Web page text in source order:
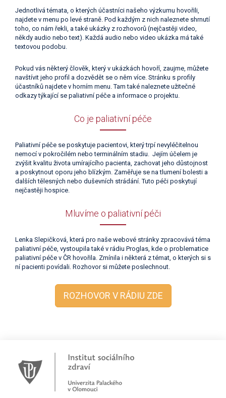
Jednotlivá témata, o kterých účastníci našeho výzkumu hovořili,
najdete v menu po levé straně. Pod každým z nich naleznete shrnutí
toho, co nám řekli, a také ukázky z rozhovorů (nejčastěji video,
někdy audio nebo text). Každá audio nebo video ukázka má také
textovou podobu.
Pokud vás některý člověk, který v ukázkách hovoří, zaujme, můžete
navštívit jeho profil a dozvědět se o něm více. Stránku s profily
účastníků najdete v horním menu. Tam také naleznete užitečné
odkazy týkající se paliativní péče a informace o projektu.
Co je paliativní péče
Paliativní péče se poskytuje pacientovi, který trpí nevyléčitelnou
nemocí v pokročilém nebo terminálním stadiu. Jejím účelem je
zvýšit kvalitu života umírajícího pacienta, zachovat jeho důstojnost
a poskytnout oporu jeho blízkým. Zaměřuje se na tlumení bolesti a
dalších tělesných nebo duševních strádání. Tuto péči poskytují
nejčastěji hospice.
Mluvíme o paliativní péči
Lenka Slepičková, která pro naše webové stránky zpracovává téma
paliativní péče, vystoupila také v rádiu Proglas, kde o problematice
paliativní péče v ČR hovořila. Zmínila i některá z témat, o kterých si s
ní pacienti povídali. Rozhovor si můžete poslechnout.
ROZHOVOR V RÁDIU ZDE